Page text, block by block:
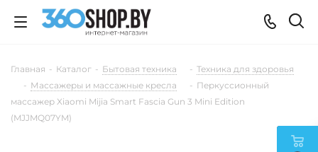
Главная - Каталог - Бытовая техника - Техника для здоровья
- Массажеры и массажные кресла - Перкуссионный
массажер Xiaomi Mijia Smart Fascia Gun 3 Mini Edition
(MJJMQ07YM)